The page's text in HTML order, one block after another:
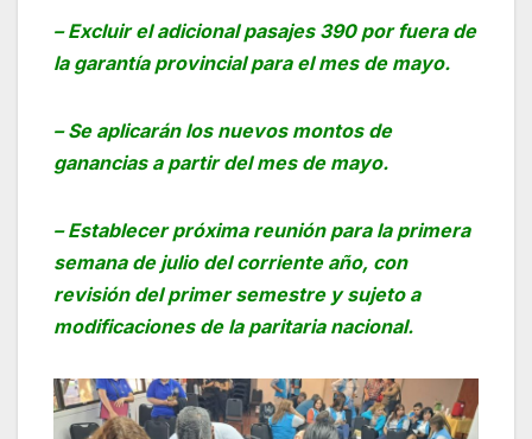
– Excluir el adicional pasajes 390 por fuera de
la garantía provincial para el mes de mayo.
– Se aplicarán los nuevos montos de
ganancias a partir del mes de mayo.
– Establecer próxima reunión para la primera
semana de julio del corriente año, con
revisión del primer semestre y sujeto a
modificaciones de la paritaria nacional.